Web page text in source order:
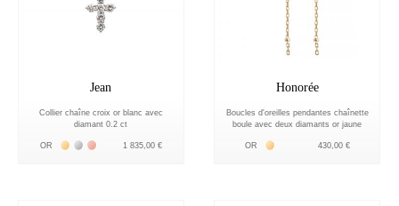
Jean
Collier chaîne croix or blanc avec
diamant 0.2 ct
OR Жёлтое золото 18К
Белое золото 18К
Розовое золото 18К
1 835,00 €
Honorée
Boucles d'oreilles pendantes chaînette
boule avec deux diamants or jaune
OR Жёлтое золото 18К
430,00 €